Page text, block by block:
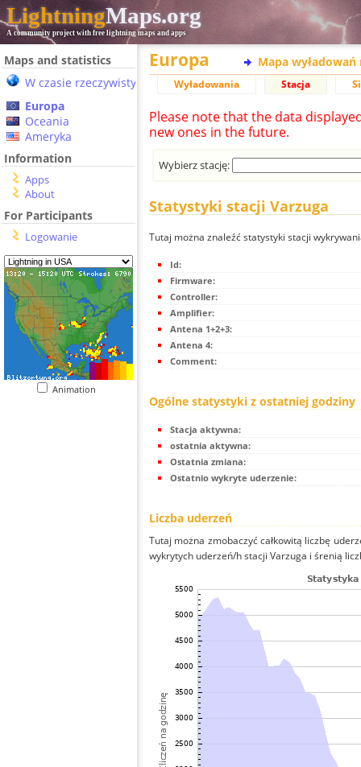
LightningMaps.org
A community project with free lightning maps and apps
Maps and statistics
W czasie rzeczywistym
Europa
Oceania
Ameryka
Information
Apps
About
For Participants
Logowanie
Animation
Europa Mapa wyładowań
Wyładowania Stacja
Please note that the data
new ones in the future.
Wybierz stację:
Statystyki stacji Varzuga
Tutaj można znaleźć statystyki stacji
Id:
Firmware:
Controller:
Amplifier:
Antena 1+2+3:
Antena 4:
Comment:
Ogólne statystyki z ostatniej godziny
Stacja aktywna:
ostatnia aktywna:
Ostatnia zmiana:
Ostatnio wykryte uderzenie:
Liczba uderzeń
Tutaj można zmobaczyć całkowitą liczbę
wykrytych uderzeń/h stacji Varzuga i śrenią